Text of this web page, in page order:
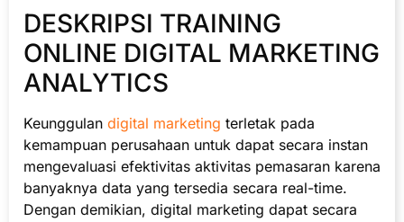
DESKRIPSI TRAINING
ONLINE DIGITAL MARKETING
ANALYTICS
Keunggulan digital marketing terletak pada
kemampuan perusahaan untuk dapat secara instan
mengevaluasi efektivitas aktivitas pemasaran karena
banyaknya data yang tersedia secara real-time.
Dengan demikian, digital marketing dapat secara